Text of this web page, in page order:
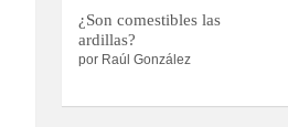
¿Son comestibles las
ardillas?
por Raúl González